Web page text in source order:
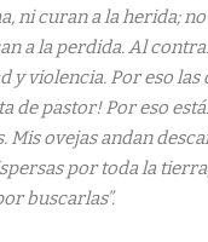
ni curan a la herida;
a la perdida. Al
y violencia. Por eso las
de pastor! Por eso
Mis ovejas andan
por toda la
buscarlas”.